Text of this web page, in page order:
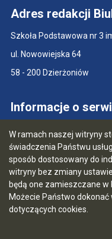
W ramach naszej witryny
świadczenia Państwu
sposób dostosowany do
witryny bez zmiany
będą one zamieszczane w
Możecie Państwo
dotyczących cookies.
Adres redakcji
Szkoła Podstawowa nr 3
ul. Nowowiejska 64
58 - 200 Dzierżoniów
Informacje o
Mapa serwisu
Instrukcja serwisu
Statystyki
Ostatnia aktualizacja